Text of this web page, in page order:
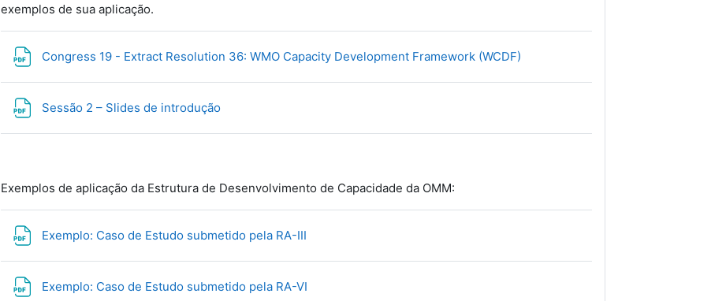
exemplos de sua aplicação.
Congress 19 - Extract Resolution 36: WMO Capacity Development Framework (WCDF)
Sessão 2 – Slides de introdução
Exemplos de aplicação da Estrutura de Desenvolvimento de Capacidade da OMM:
Exemplo: Caso de Estudo submetido pela RA-III
Exemplo: Caso de Estudo submetido pela RA-VI